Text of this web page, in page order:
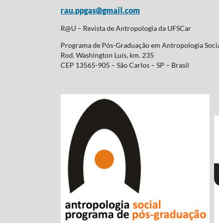
rau.ppgas@gmail.com
R@U – Revista de Antropologia da UFSCar
Programa de Pós-Graduação em Antropologia
Rod. Washington Luís, km. 235
CEP 13565-905 – São Carlos – SP – Brasil